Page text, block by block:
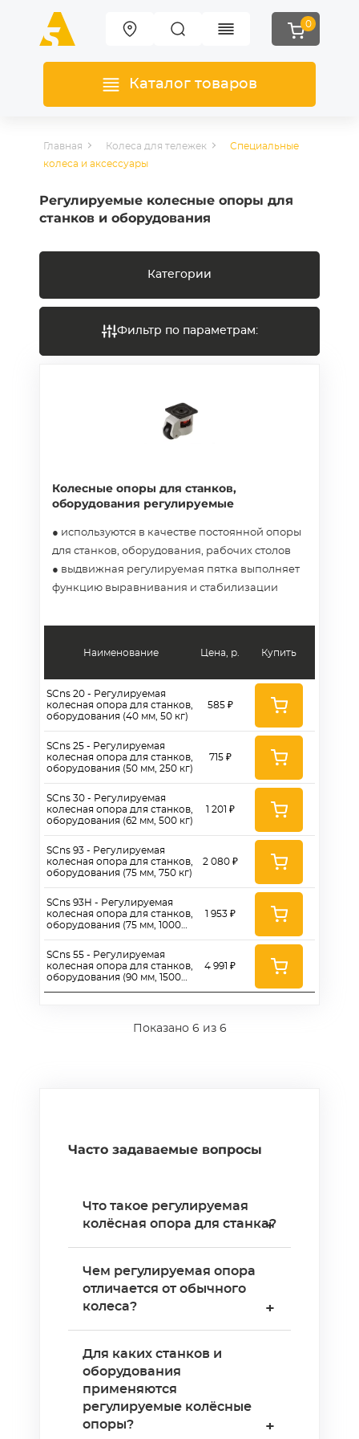
0
Каталог товаров
Главная Колеса для тележек
Специальные
колеса и аксессуары
Регулируемые колесные опоры для
станков и оборудования
Категории
Фильтр по параметрам:
Колесные опоры для станков,
оборудования регулируемые
● используются в качестве постоянной опоры
для станков, оборудования, рабочих столов
● выдвижная регулируемая пятка выполняет
функцию выравнивания и стабилизации
Наименование
SCns 20 - Регулируемая
колесная опора для станков,
оборудования (40 мм, 50 кг)
SCns 25 - Регулируемая
колесная опора для станков,
оборудования (50 мм, 250 кг)
SCns 30 - Регулируемая
колесная опора для станков,
оборудования (62 мм, 500 кг)
SCns 93 - Регулируемая
колесная опора для станков,
оборудования (75 мм, 750 кг)
SCns 93H - Регулируемая
колесная опора для станков,
оборудования (75 мм, 1000
SCns 55 - Регулируемая
колесная опора для станков,
оборудования (90 мм, 1500
Цена, р.
585 ₽
715 ₽
1 201 ₽
2 080 ₽
1 953 ₽
4 991 ₽
Купить
Показано 6 из 6
Часто задаваемые вопросы
Что такое регулируемая
колёсная опора для станка?
+
опора — это два устройства
в одном:
регулировкой высоты.
Колесо позволяет
перемещать станок по цеху,
а винтовой механизм
Чем регулируемая опора
отличается от обычного
колеса?
+
катится — жёсткой
фиксации нет.
Регулируемая опора
сочетает перемещение и
Для каких станков и
оборудования
применяются
регулируемые колёсные
опоры?
+